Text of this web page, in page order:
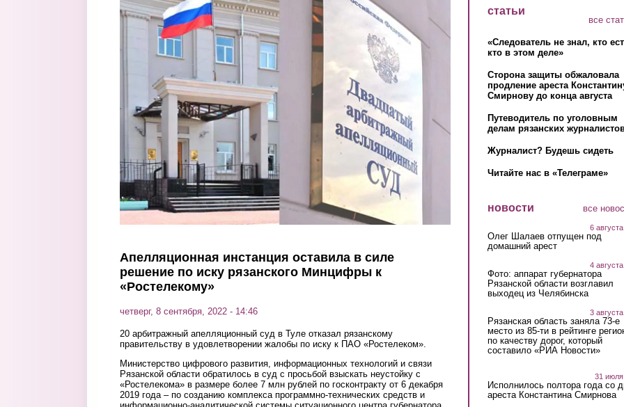
Перейти к основному содержанию
Апелляционная инстанция оставила в силе
решение по иску рязанского Минцифры к
«Ростелекому»
четверг, 8 сентября, 2022 - 14:46
20 арбитражный апелляционный суд в Туле отказал рязанскому
правительству в удовлетворении жалобы по иску к ПАО «Ростелеком».
Министерство цифрового развития, информационных технологий и связи
Рязанской области обратилось в суд с просьбой взыскать неустойку с
«Ростелекома» в размере более 7 млн рублей по госконтракту от 6 декабря
2019 года – по созданию комплекса программно-технических средств и
статьи
все
«Следователь не знал, кто
кто в этом деле»
Сторона защиты обжаловала
продление ареста
Смирнову до конца августа
Путеводитель по уголовным
делам рязанских
Журналист? Будешь сидеть
Читайте нас в «Телеграме»
новости все
6
Олег Шалаев отпущен под
домашний арест
4
Фото: аппарат губернатора
Рязанской области возглавил
выходец из Челябинска
3
Рязанская область заняла 73-е
место из 85-ти в рейтинге
по качеству дорог, который
составило «РИА Новости»
31
Исполнилось полтора года со
ареста Константина Смирнова